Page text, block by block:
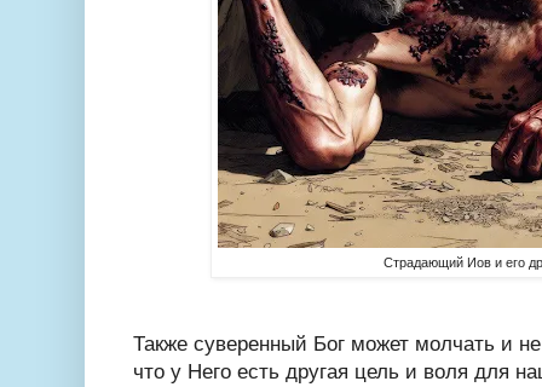
Страдающий Иов и его
Также суверенный Бог может молчать и
что у Него есть другая цель и воля для